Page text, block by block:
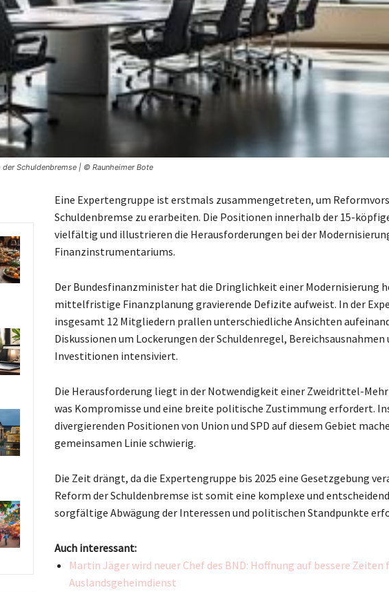
Schuldenbremse | © Raunheimer Bote
Eine Expertengruppe ist erstmals zusammengetreten, um
Schuldenbremse zu erarbeiten. Die Positionen innerhalb der 15-
vielfältig und illustrieren die Herausforderungen bei der
Finanzinstrumentariums.
Der Bundesfinanzminister hat die Dringlichkeit einer Modernisierung
mittelfristige Finanzplanung gravierende Defizite aufweist. In der
insgesamt 12 Mitgliedern prallen unterschiedliche Ansichten
Diskussionen um Lockerungen der Schuldenregel,
Investitionen intensiviert.
Die Herausforderung liegt in der Notwendigkeit einer Zweidrittel-
was Kompromisse und eine breite politische Zustimmung erfordert.
divergierenden Positionen von Union und SPD auf diesem Gebiet
gemeinsamen Linie schwierig.
Die Zeit drängt, da die Expertengruppe bis 2025 eine Gesetzgebung
Reform der Schuldenbremse ist somit eine komplexe und
sorgfältige Abwägung der Interessen und politischen Standpunkte
Auch interessant:
Martin Jäger wird neuer Chef des BND: Hoffnung auf bessere Zeiten
Auslandsgeheimdienst